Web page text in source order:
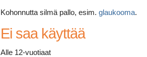
Kohonnutta silmä pallo, esim. glaukooma.
Ei saa käyttää
Alle 12-vuotiaat